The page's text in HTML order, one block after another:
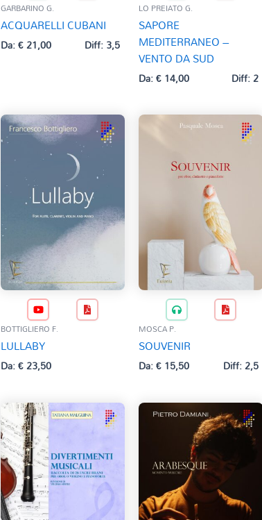
GARBARINO G.
ACQUARELLI CUBANI
Da:€21,00 Diff: 3,5
LO PREIATO G.
SAPORE
MEDITERRANEO –
VENTO DA SUD
Da:€14,00 Diff: 2
BOTTIGLIERO F.
LULLABY
Da:€23,50
MOSCA P.
SOUVENIR
Da:€15,50 Diff: 2,5